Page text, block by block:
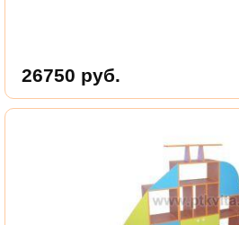
26750 руб.